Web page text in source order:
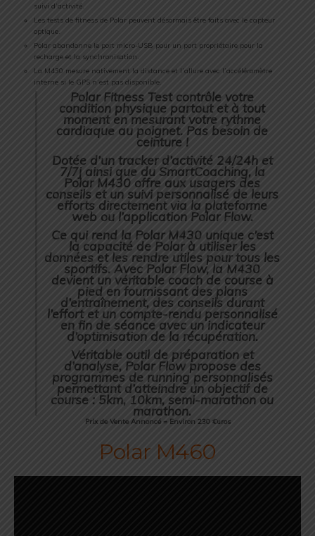
suivi d’activité.
Les tests de fitness de Polar peuvent désormais être faits avec le capteur
optique.
Polar abandonne le port micro-USB pour un port propriétaire pour la
recharge et la synchronisation.
La M430 mesure nativement la distance et l’allure avec l’accéléromètre
interne si le GPS n’est pas disponible.
Polar Fitness Test contrôle votre
condition physique partout et à tout
moment en mesurant votre rythme
cardiaque au poignet. Pas besoin de
ceinture !
Dotée d’un tracker d’activité 24/24h et
7/7j ainsi que du SmartCoaching, la
Polar M430 offre aux usagers des
conseils et un suivi personnalisé de leurs
efforts directement via la plateforme
web ou l’application Polar Flow.
Ce qui rend la Polar M430 unique c’est
la capacité de Polar à utiliser les
données et les rendre utiles pour tous les
sportifs. Avec Polar Flow, la M430
devient un véritable coach de course à
pied en fournissant des plans
d’entraînement, des conseils durant
l’effort et un compte-rendu personnalisé
en fin de séance avec un indicateur
d’optimisation de la récupération.
Véritable outil de préparation et
d’analyse, Polar Flow propose des
programmes de running personnalisés
permettant d’atteindre un objectif de
course : 5km, 10km, semi-marathon ou
marathon.
Prix de Vente Annoncé = Environ 230 €uros
Polar M460